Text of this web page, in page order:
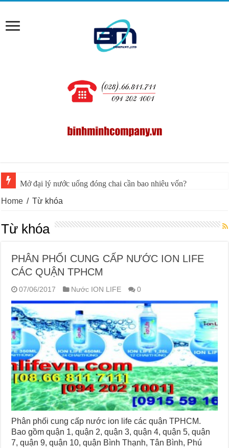
Mở đại lý nước uống đóng chai cần bao nhiêu vốn?
Home / Từ khóa
Từ khóa
PHÂN PHỐI CUNG CẤP NƯỚC ION LIFE
CÁC QUẬN TPHCM
07/06/2017 Nước ION LIFE 0
Phân phối cung cấp nước ion life các quận TPHCM.
Bao gồm quận 1, quận 2, quận 3, quận 4, quận 5, quận
7, quận 9, quận 10, quận Bình Thạnh, Tân Bình, Phú